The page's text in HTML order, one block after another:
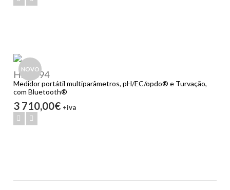
NOVO
HI98594
Medidor portátil multiparâmetros, pH/EC/opdo® e Turvação,
com Bluetooth®
3 710,00€ +iva